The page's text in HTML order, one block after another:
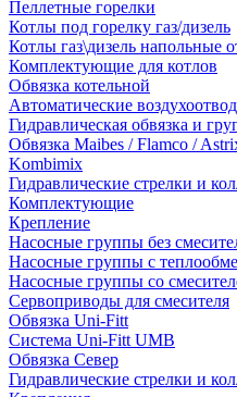
Пеллетные горелки
Котлы под горелку газ/дизель
Котлы газ\дизель напольные
Комплектующие для котлов
Обвязка котельной
Автоматические
Гидравлическая обвязка и
Обвязка Maibes / Flamco /
Kombimix
Гидравлические стрелки и
Комплектующие
Крепление
Насосные группы без
Насосные группы с
Насосные группы со
Сервоприводы для смесителя
Обвязка Uni-Fitt
Система Uni-Fitt UMB
Обвязка Север
Гидравлические стрелки и